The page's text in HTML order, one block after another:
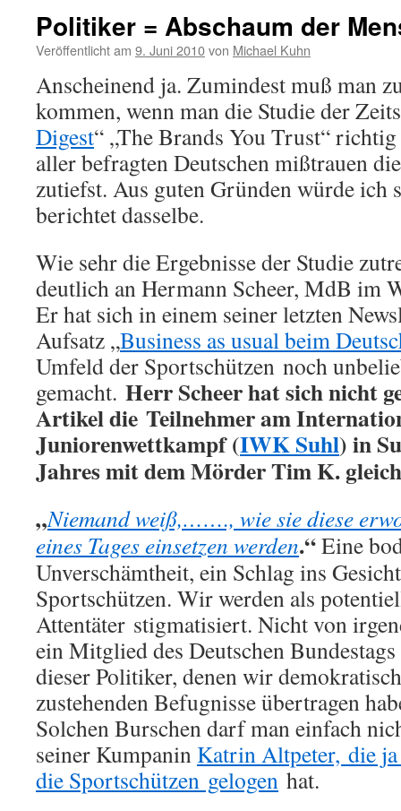
Politiker = Abschaum der
Veröffentlicht am 9. Juni 2010von Michael Kuhn
Anscheinend ja. Zumindest muß man
kommen, wenn man die Studie der
Digest“ „The Brands You Trust“
aller befragten Deutschen mißtrauen
zutiefst. Aus guten Gründen würde ich
berichtet dasselbe.
Wie sehr die Ergebnisse der Studie
deutlich an Hermann Scheer, MdB im
Er hat sich in einem seiner letzten
Aufsatz „Business as usual beim
Umfeld der Sportschützen noch
gemacht. Herr Scheer hat sich nicht
Artikel die Teilnehmer am
Juniorenwettkampf (IWK Suhl) in
Jahres mit dem Mörder Tim K.
„Niemand weiß,……., wie sie diese
eines Tages einsetzen werden.“Eine
Unverschämtheit, ein Schlag ins
Sportschützen. Wir werden als
Attentäter stigmatisiert. Nicht von
ein Mitglied des Deutschen
dieser Politiker, denen wir
zustehenden Befugnisse übertragen
Solchen Burschen darf man einfach
seiner Kumpanin Katrin Altpeter, die
die Sportschützen gelogen hat.